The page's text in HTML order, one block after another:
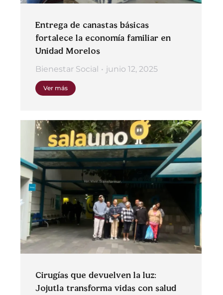
Entrega de canastas básicas
fortalece la economía familiar en
Unidad Morelos
Bienestar Social junio 12, 2025
Ver más
Cirugías que devuelven la luz:
Jojutla transforma vidas con salud